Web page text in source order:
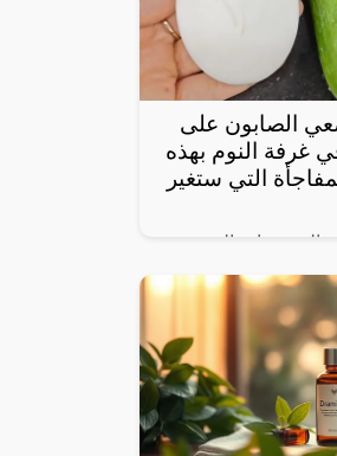
الصابون على
غرفة النوم بهذه
التي ستغير
الخضروات المحببة
شبه خالي من
وله فوائد كثيرة
كما